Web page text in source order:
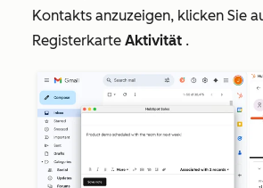
Kontakts anzuzeigen, klicken Sie
Registerkarte Aktivität .